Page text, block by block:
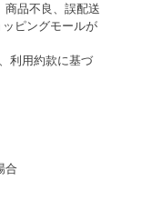
商品不良、誤配送
ピングモールが
利用約款に基づ
合